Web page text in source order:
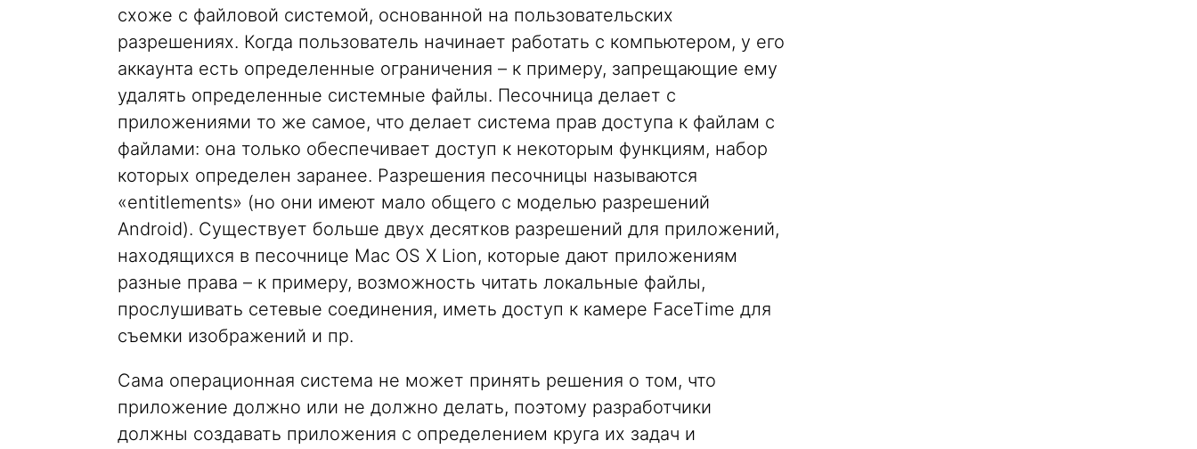
cхоже с файловой системой, основанной на пользовательских
разрешениях. Когда пользователь начинает работать с компьютером, у его
аккаунта есть определенные ограничения – к примеру, запрещающие ему
удалять определенные системные файлы. Песочница делает с
приложениями то же самое, что делает система прав доступа к файлам с
файлами: она только обеспечивает доступ к некоторым функциям, набор
которых определен заранее. Разрешения песочницы называются
«entitlements» (но они имеют мало общего с моделью разрешений
Android). Существует больше двух десятков разрешений для приложений,
находящихся в песочнице Mac OS X Lion, которые дают приложениям
разные права – к примеру, возможность читать локальные файлы,
прослушивать сетевые соединения, иметь доступ к камере FaceTime для
съемки изображений и пр.
Сама операционная система не может принять решения о том, что
приложение должно или не должно делать, поэтому разработчики
должны создавать приложения с определением круга их задач и